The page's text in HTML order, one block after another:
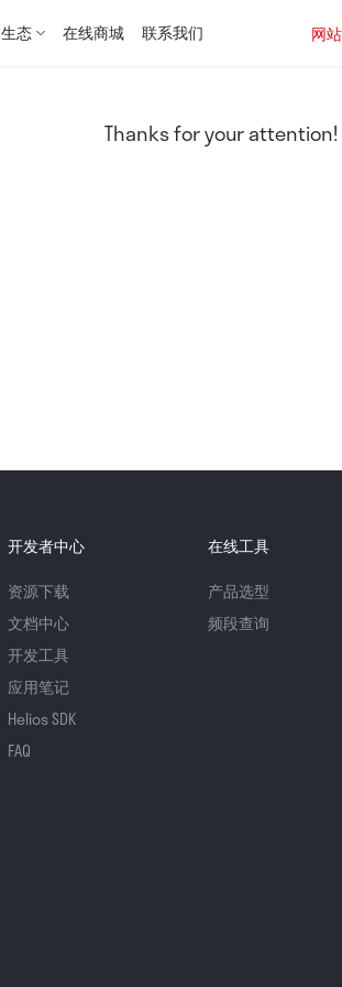
生态 在线商城 联系我们
网
Thanks for your attention!
开发者中心
资源下载
文档中心
开发工具
应用笔记
Helios SDK
FAQ
在线工具
产品选型
频段查询